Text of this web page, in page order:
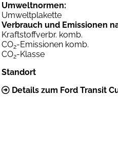
Umweltnormen:
Umweltplakette
Verbrauch und Emissionen
Kraftstoffverbr. komb.
CO2-Emissionen komb.
CO2-Klasse
Standort
Details zum Ford Transit